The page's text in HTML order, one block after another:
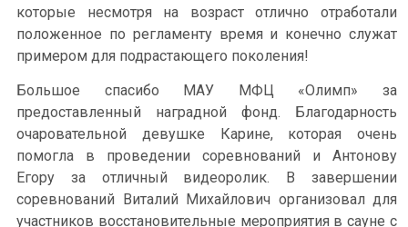
которые несмотря на возраст отлично отработали
положенное по регламенту время и конечно служат
примером для подрастающего поколения!
Большое спасибо МАУ МФЦ «Олимп» за
предоставленный наградной фонд. Благодарность
очаровательной девушке Карине, которая очень
помогла в проведении соревнований и Антонову
Егору за отличный видеоролик. В завершении
соревнований Виталий Михайлович организовал для
участников восстановительные мероприятия в сауне с